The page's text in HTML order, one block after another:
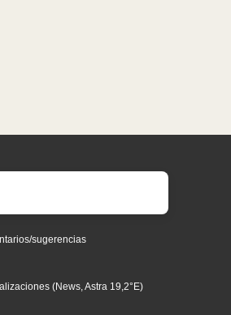
sugerencias
(News, Astra 19,2°E)